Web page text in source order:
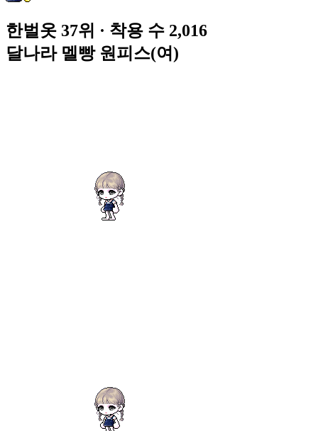
한벌옷 37위 · 착용 수 2,016
달나라 멜빵 원피스(여)